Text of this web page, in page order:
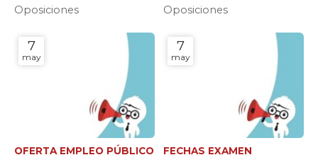
Oposiciones Oposiciones
7
may
OFERTA EMPLEO PÚBLICO
7
may
FECHAS EXAMEN